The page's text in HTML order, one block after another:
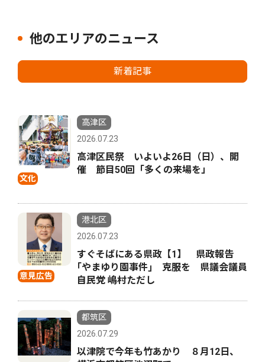
他のエリアのニュース
新着記事
文化
高津区
2026.07.23
高津区民祭 いよいよ26日（日）、開
催 節目50回「多くの来場を」
意見広告
港北区
2026.07.23
すぐそばにある県政【1】 県政報告
｢やまゆり園事件｣ 克服を 県議会議員
自民党 嶋村ただし
都筑区
2026.07.29
以津院で今年も竹あかり ８月12日、